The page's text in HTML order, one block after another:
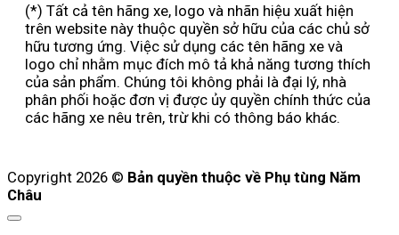
(*) Tất cả tên hãng xe, logo và nhãn hiệu xuất hiện
trên website này thuộc quyền sở hữu của các chủ sở
hữu tương ứng. Việc sử dụng các tên hãng xe và
logo chỉ nhằm mục đích mô tả khả năng tương thích
của sản phẩm. Chúng tôi không phải là đại lý, nhà
phân phối hoặc đơn vị được ủy quyền chính thức của
các hãng xe nêu trên, trừ khi có thông báo khác.
Copyright 2026 © Bản quyền thuộc về Phụ tùng Năm
Châu